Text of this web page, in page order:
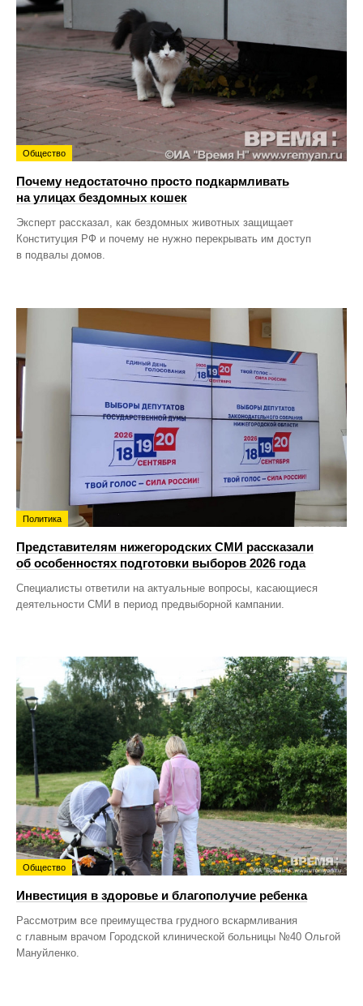
Общество
Почему недостаточно просто подкармливать
на улицах бездомных кошек
Эксперт рассказал, как бездомных животных защищает
Конституция РФ и почему не нужно перекрывать им доступ
в подвалы домов.
Политика
Представителям нижегородских СМИ рассказали
об особенностях подготовки выборов 2026 года
Специалисты ответили на актуальные вопросы, касающиеся
деятельности СМИ в период предвыборной кампании.
Общество
Инвестиция в здоровье и благополучие ребенка
Рассмотрим все преимущества грудного вскармливания
с главным врачом Городской клинической больницы №40 Ольгой
Мануйленко.